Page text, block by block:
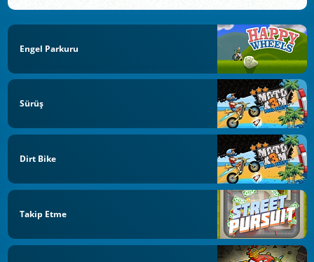
Engel Parkuru
Sürüş
Dirt Bike
Takip Etme